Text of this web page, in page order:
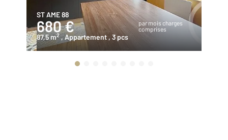
ST AME 88
680 €
par mois charges
comprises
87,5 m2 , Appartement , 3 pcs